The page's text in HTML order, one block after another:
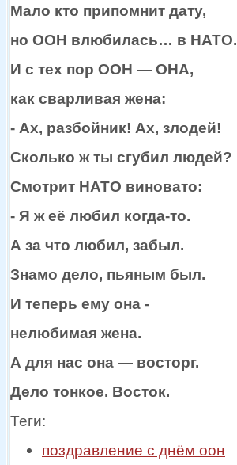
Мало кто припомнит дату,
но ООН влюбилась… в НАТО.
И с тех пор ООН — ОНА,
как сварливая жена:
- Ах, разбойник! Ах, злодей!
Сколько ж ты сгубил людей?
Смотрит НАТО виновато:
- Я ж её любил когда-то.
А за что любил, забыл.
Знамо дело, пьяным был.
И теперь ему она -
нелюбимая жена.
А для нас она — восторг.
Дело тонкое. Восток.
Теги:
поздравление с днём оон